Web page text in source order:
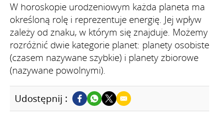
W horoskopie urodzeniowym każda planeta ma
określoną rolę i reprezentuje energię. Jej wpływ
zależy od znaku, w którym się znajduje. Możemy
rozróżnić dwie kategorie planet: planety osobiste
(czasem nazywane szybkie) i planety zbiorowe
(nazywane powolnymi).
Udostępnij :